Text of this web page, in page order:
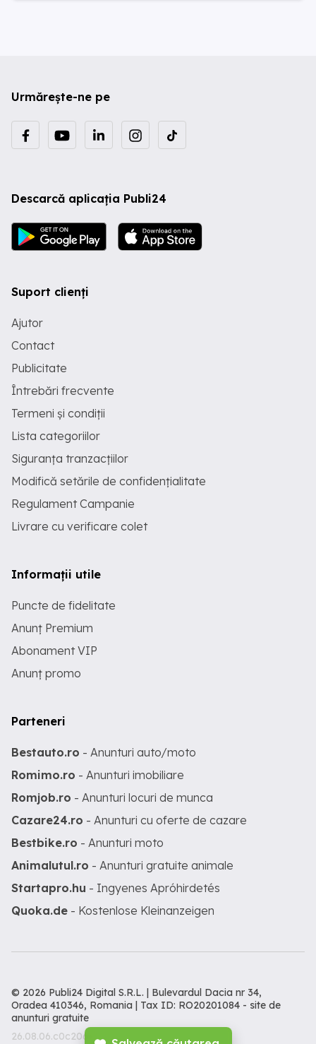
Urmărește-ne pe
Descarcă aplicația Publi24
Suport clienți
Ajutor
Contact
Publicitate
Întrebări frecvente
Termeni și condiții
Lista categoriilor
Siguranța tranzacțiilor
Modifică setările de confidențialitate
Regulament Campanie
Livrare cu verificare colet
Informații utile
Puncte de fidelitate
Anunț Premium
Abonament VIP
Anunț promo
Parteneri
Bestauto.ro - Anunturi auto/moto
Romimo.ro - Anunturi imobiliare
Romjob.ro - Anunturi locuri de munca
Cazare24.ro - Anunturi cu oferte de cazare
Bestbike.ro - Anunturi moto
Animalutul.ro - Anunturi gratuite animale
Startapro.hu - Ingyenes Apróhirdetés
Quoka.de - Kostenlose Kleinanzeigen
© 2026 Publi24 Digital S.R.L. | Bulevardul Dacia nr 34,
Oradea 410346, Romania | Tax ID: RO20201084 - site de
anunturi gratuite
26.08.06.c0c206c